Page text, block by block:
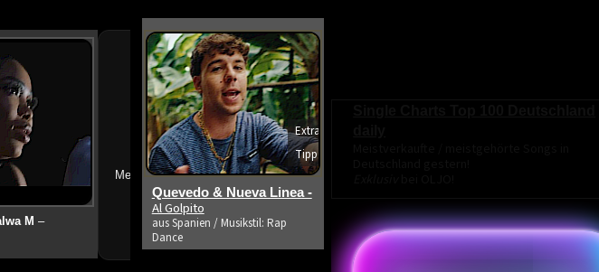
M –
➔
Mehr neue Vids ansehen
Extra
Tipp
Quevedo & Nueva Linea -
Al Golpito
aus Spanien / Musikstil: Rap
Dance